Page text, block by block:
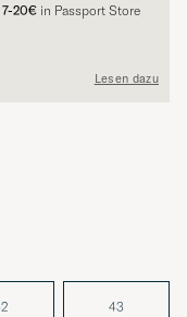
7-20€ in Passport Store
Lesen dazu
43